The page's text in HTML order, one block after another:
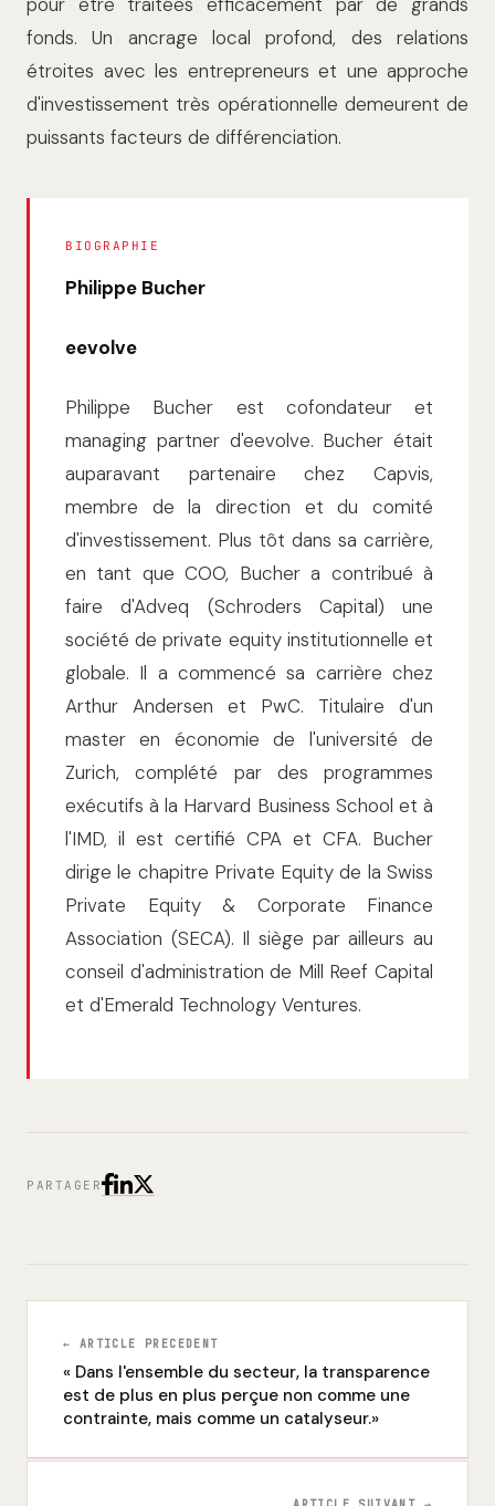
fonds. Un ancrage local profond, des relations
étroites avec les entrepreneurs et une approche
d'investissement très opérationnelle demeurent de
puissants facteurs de différenciation.
BIOGRAPHIE
Philippe Bucher
eevolve
Philippe Bucher est cofondateur et
managing partner d'eevolve. Bucher était
auparavant partenaire chez Capvis,
membre de la direction et du comité
d'investissement. Plus tôt dans sa carrière,
en tant que COO, Bucher a contribué à
faire d'Adveq (Schroders Capital) une
société de private equity institutionnelle et
globale. Il a commencé sa carrière chez
Arthur Andersen et PwC. Titulaire d'un
master en économie de l'université de
Zurich, complété par des programmes
exécutifs à la Harvard Business School et à
l'IMD, il est certifié CPA et CFA. Bucher
dirige le chapitre Private Equity de la Swiss
Private Equity & Corporate Finance
Association (SECA). Il siège par ailleurs au
conseil d'administration de Mill Reef Capital
et d'Emerald Technology Ventures.
PARTAGER
← ARTICLE PRECEDENT
« Dans l'ensemble du secteur, la transparence
est de plus en plus perçue non comme une
contrainte, mais comme un catalyseur.»